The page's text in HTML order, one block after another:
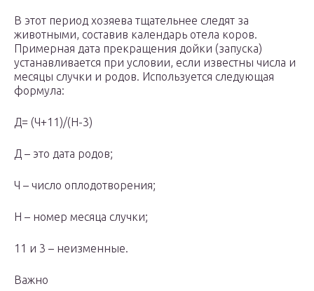
В этот период хозяева тщательнее следят за
животными, составив календарь отела коров.
Примерная дата прекращения дойки (запуска)
устанавливается при условии, если известны числа и
месяцы случки и родов. Используется следующая
формула:
Д= (Ч+11)/(Н-3)
Д – это дата родов;
Ч – число оплодотворения;
Н – номер месяца случки;
11 и 3 – неизменные.
Важно